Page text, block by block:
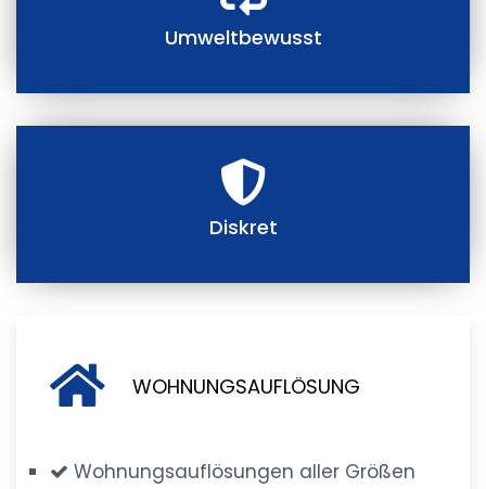
Umweltbewusst
Diskret
WOHNUNGSAUFLÖSUNG
Wohnungsauflösungen aller Größen